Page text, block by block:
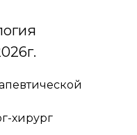
хирург